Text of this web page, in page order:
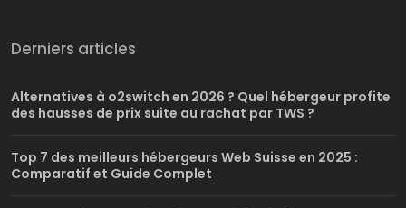
Derniers articles
Alternatives à o2switch en 2026 ? Quel hébergeur profite
des hausses de prix suite au rachat par TWS ?
Top 7 des meilleurs hébergeurs Web Suisse en 2025 :
Comparatif et Guide Complet